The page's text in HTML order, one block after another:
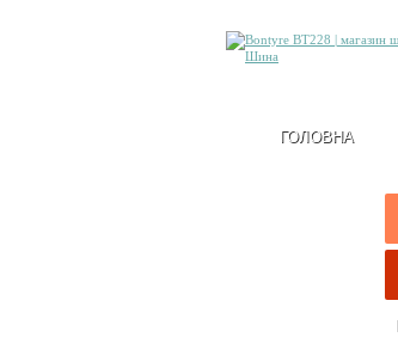
ГОЛОВНА